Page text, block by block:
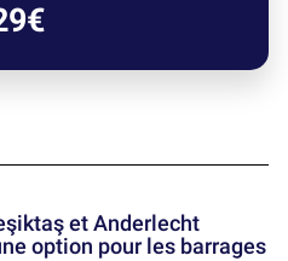
et Anderlecht
option pour les barrages